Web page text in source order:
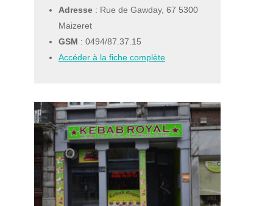
Adresse : Rue de Gawday, 67 5300
Maizeret
GSM :0494/87.37.15
Accéder à la fiche complète